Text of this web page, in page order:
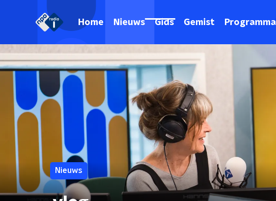
Home Nieuws Gids Gemist
Nieuws